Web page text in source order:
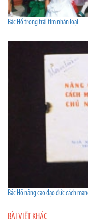
Bác Hồ trong trái tim nhân loại
Bác Hồ nâng cao đạo đức cách
BÀI VIẾT KHÁC